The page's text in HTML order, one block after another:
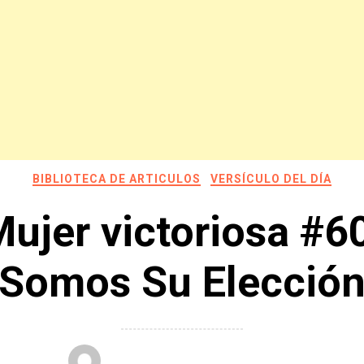
BIBLIOTECA DE ARTICULOS VERSÍCULO DEL DÍA
victoriosa
Su